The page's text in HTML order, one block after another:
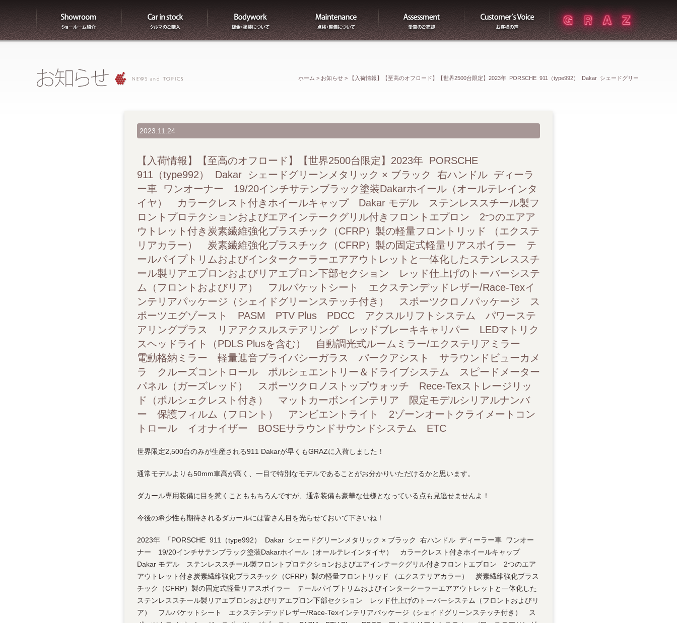
ショールーム紹介 販売 板金 整備 買取 お客様の声
ホーム > お知らせ > 【入荷情報】【至高のオフロード】【世界2500台限定】2023年 PORSCHE 911（type992） Dakar シェードグリー
ラー） 炭素繊維強化プラスチック（CFRP）製の固定式軽量リアスポイラー テールパイプトリムおよびインタークーラーエアアウトレ
ットと一体化したステンレススチール製リアエプロンおよびリアエプロン下部セクション レッド仕上げのトーバーシステム（フロント
およびリア） フルバケットシート エクステンデッドレザー/Race-Texインテリアパッケージ（シェイドグリーンステッチ付き） スポ
ーツクロノパッケージ スポーツエグゾースト PASM PTV Plus PDCC アクスルリフトシステム パワーステアリングプラス リア
アクスルステアリング レッドブレーキキャリパー LEDマトリクスヘッドライト（PDLS Plusを含む） 自動調光式ルームミラー/エク
ステリアミラー 電動格納ミラー 軽量遮音プライバシーガラス パークアシスト サラウンドビューカメラ クルーズコントロール
ポルシェエントリー＆ドライブシステム スピードメーターパネル（ガーズレッド） スポーツクロノストップウォッチ Rece-Texスト
レージリッド（ポルシェクレスト付き） マットカーボンインテリア 限定モデルシリアルナンバー 保護フィルム（フロント） アン
ビエントライト 2ゾーンオートクライメートコントロール イオナイザー BOSEサラウンドサウンドシステム ETC
2023.11.24
【入荷情報】【至高のオフロード】【世界2500台限定】2023年 PORSCHE
911（type992） Dakar シェードグリーンメタリック × ブラック 右ハンドル ディーラ
ー車 ワンオーナー 19/20インチサテンブラック塗装Dakarホイール（オールテレインタ
イヤ） カラークレスト付きホイールキャップ Dakar モデル ステンレススチール製フ
ロントプロテクションおよびエアインテークグリル付きフロントエプロン 2つのエアア
ウトレット付き炭素繊維強化プラスチック（CFRP）製の軽量フロントリッド （エクステ
リアカラー） 炭素繊維強化プラスチック（CFRP）製の固定式軽量リアスポイラー テ
ールパイプトリムおよびインタークーラーエアアウトレットと一体化したステンレススチ
ール製リアエプロンおよびリアエプロン下部セクション レッド仕上げのトーバーシステ
ム（フロントおよびリア） フルバケットシート エクステンデッドレザー/Race-Texイ
ンテリアパッケージ（シェイドグリーンステッチ付き） スポーツクロノパッケージ ス
ポーツエグゾースト PASM PTV Plus PDCC アクスルリフトシステム パワーステ
アリングプラス リアアクスルステアリング レッドブレーキキャリパー LEDマトリク
スヘッドライト（PDLS Plusを含む） 自動調光式ルームミラー/エクステリアミラー
電動格納ミラー 軽量遮音プライバシーガラス パークアシスト サラウンドビューカメ
ラ クルーズコントロール ポルシェエントリー＆ドライブシステム スピードメーター
パネル（ガーズレッド） スポーツクロノストップウォッチ Rece-Texストレージリッ
ド（ポルシェクレスト付き） マットカーボンインテリア 限定モデルシリアルナンバ
ー 保護フィルム（フロント） アンビエントライト 2ゾーンオートクライメートコン
トロール イオナイザー BOSEサラウンドサウンドシステム ETC
世界限定2,500台のみが生産される911 Dakarが早くもGRAZに入荷しました！
通常モデルよりも50mm車高が高く、一目で特別なモデルであることがお分かりいただけるかと思います。
ダカール専用装備に目を惹くことももちろんですが、通常装備も豪華な仕様となっている点も見逃せませんよ！
今後の希少性も期待されるダカールには皆さん目を光らせておいて下さいね！
2023年 「PORSCHE 911（type992） Dakar シェードグリーンメタリック × ブラック 右ハンドル ディーラー車 ワンオー
ナー 19/20インチサテンブラック塗装Dakarホイール（オールテレインタイヤ） カラークレスト付きホイールキャップ
Dakar モデル ステンレススチール製フロントプロテクションおよびエアインテークグリル付きフロントエプロン 2つのエア
アウトレット付き炭素繊維強化プラスチック（CFRP）製の軽量フロントリッド （エクステリアカラー） 炭素繊維強化プラス
チック（CFRP）製の固定式軽量リアスポイラー テールパイプトリムおよびインタークーラーエアアウトレットと一体化した
ステンレススチール製リアエプロンおよびリアエプロン下部セクション レッド仕上げのトーバーシステム（フロントおよびリ
ア） フルバケットシート エクステンデッドレザー/Race-Texインテリアパッケージ（シェイドグリーンステッチ付き） ス